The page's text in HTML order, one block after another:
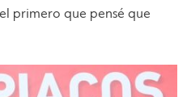
primero que pensé que